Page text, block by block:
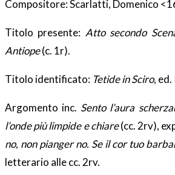
Compositore: Scarlatti, Domenico
Titolo presente: Atto secondo
Antiope(c. 1r).
Titolo identificato: Tetide in Sciro,
Argomento inc. Sento l’aura
l’onde più limpide e chiare(cc. 2rv),
no, non pianger no. Se il cor tuo
letterario alle cc. 2rv.